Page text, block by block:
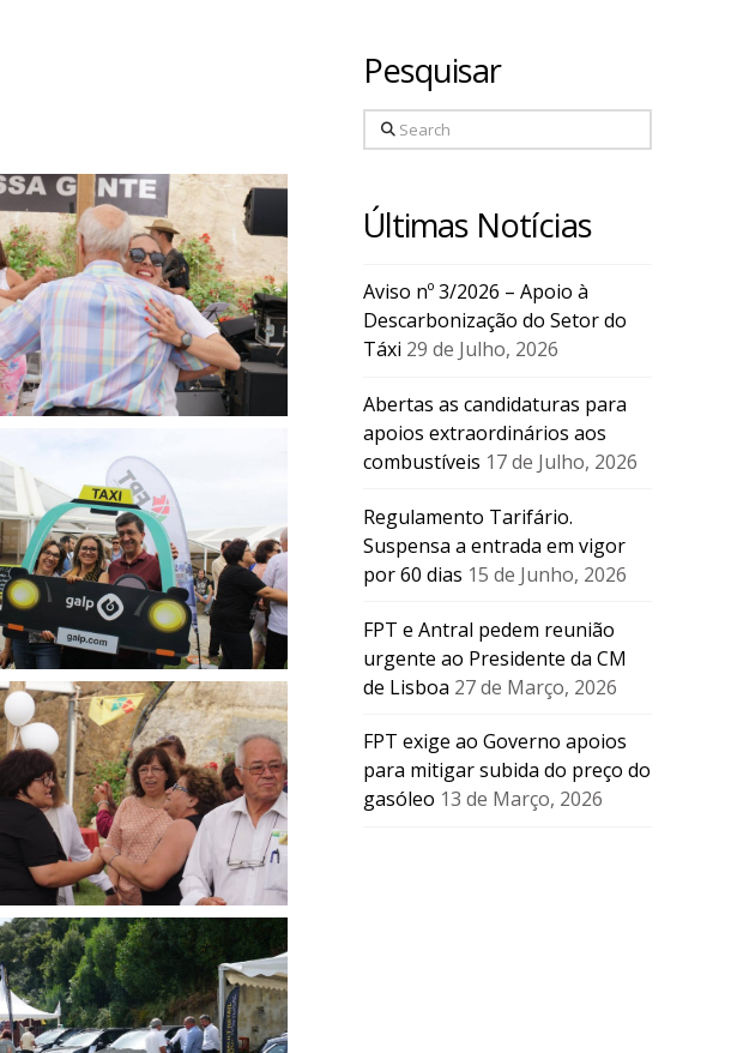
Pesquisar
Search
Últimas Notícias
Aviso nº 3/2026 – Apoio à
Descarbonização do Setor do
Táxi 29 de Julho, 2026
Abertas as candidaturas para
apoios extraordinários aos
combustíveis 17 de Julho, 2026
Regulamento Tarifário.
Suspensa a entrada em vigor
por 60 dias 15 de Junho, 2026
FPT e Antral pedem reunião
urgente ao Presidente da CM
de Lisboa 27 de Março, 2026
FPT exige ao Governo apoios
para mitigar subida do preço do
gasóleo 13 de Março, 2026